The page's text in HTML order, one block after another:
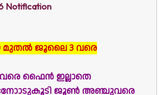
Notification
മുതൽ ജൂലൈ 3 വരെ
വരെ ഫൈൻ ഇല്ലാതെ
ജൂൺ അഞ്ചുവരെ